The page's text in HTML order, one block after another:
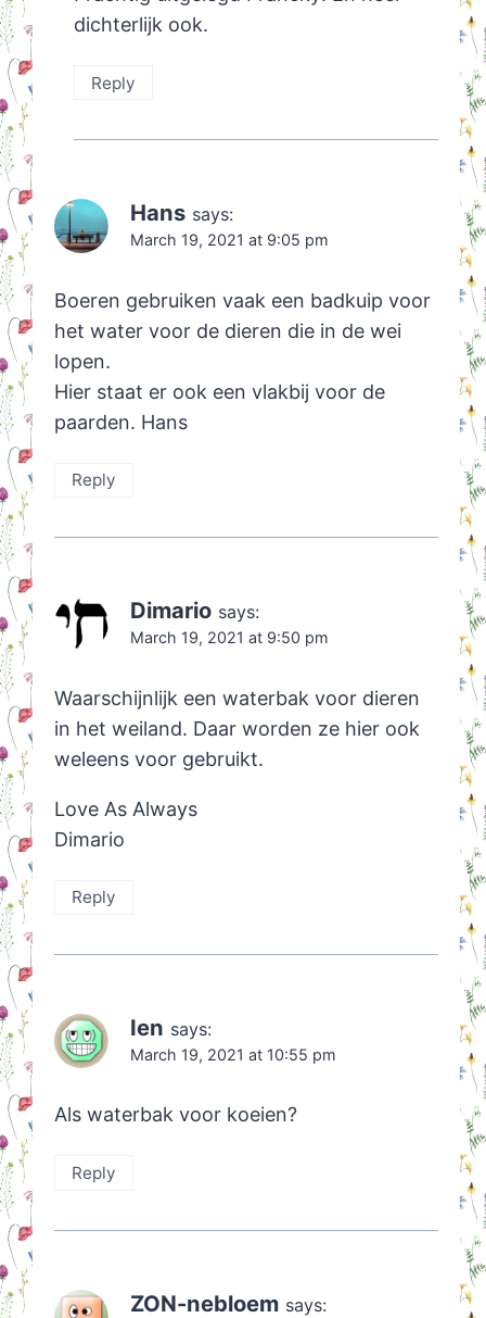
dichterlijk ook.
Reply
Hans says:
March 19, 2021 at 9:05 pm
Boeren gebruiken vaak een badkuip voor
het water voor de dieren die in de wei
lopen.
Hier staat er ook een vlakbij voor de
paarden. Hans
Reply
Dimario says:
March 19, 2021 at 9:50 pm
Waarschijnlijk een waterbak voor dieren
in het weiland. Daar worden ze hier ook
weleens voor gebruikt.
Love As Always
Dimario
Reply
Ien says:
March 19, 2021 at 10:55 pm
Als waterbak voor koeien?
Reply
ZON-nebloem says: